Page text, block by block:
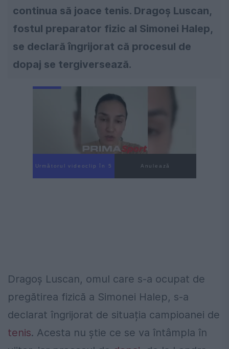
continua să joace tenis. Dragoș Luscan,
fostul preparator fizic al Simonei Halep,
se declară îngrijorat că procesul de
dopaj se tergiversează.
Următorul videoclip în 4 Anulează
Dragoș Luscan, omul care s-a ocupat de
pregătirea fizică a Simonei Halep, s-a
declarat îngrijorat de situația campioanei de
tenis. Acesta nu știe ce se va întâmpla în